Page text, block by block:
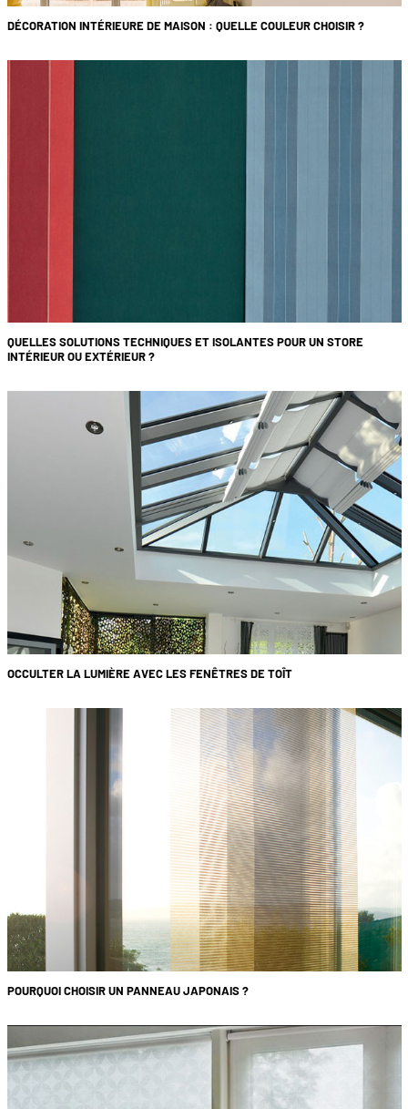
DÉCORATION INTÉRIEURE DE MAISON : QUELLE COULEUR CHOISIR ?
QUELLES SOLUTIONS TECHNIQUES ET ISOLANTES POUR UN STORE
INTÉRIEUR OU EXTÉRIEUR ?
OCCULTER LA LUMIÈRE AVEC LES FENÊTRES DE TOÎT
POURQUOI CHOISIR UN PANNEAU JAPONAIS ?